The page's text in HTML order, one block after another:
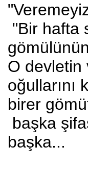
"Bir hafta
O devletin
oğullarını
birer
başka
başka...